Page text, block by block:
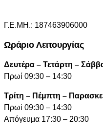
Γ.Ε.ΜΗ.: 187463906000
Ωράριο Λειτουργίας
Δευτέρα – Τετάρτη –
Πρωί 09:30 – 14:30
Τρίτη – Πέμπτη –
Πρωί 09:30 – 14:30
Απόγευμα 17:30 – 20:30